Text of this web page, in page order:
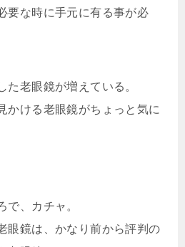
要な時に手元に有る事が必
た老眼鏡が増えている。
かける老眼鏡がちょっと気に
で、カチャ。
眼鏡は、かなり前から評判の